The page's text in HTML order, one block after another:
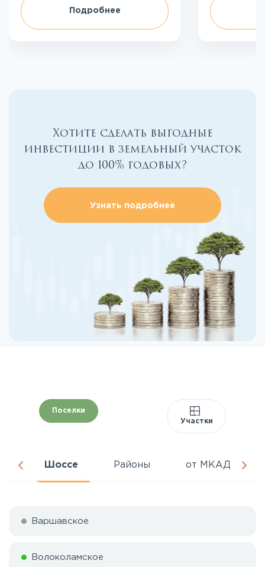
Подробнее
Хотите сделать выгодные
инвестиции в земельный участок
до 100% годовых?
Узнать подробнее
Поселки
Участки
Шоссе Районы от МКАД
Варшавское
Волоколамское